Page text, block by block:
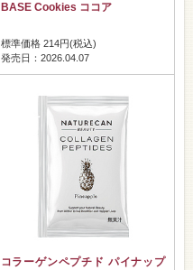
BASE Cookies ココア
標準価格 214円(税込)
発売日：2026.04.07
コラーゲンペプチド パイナップ